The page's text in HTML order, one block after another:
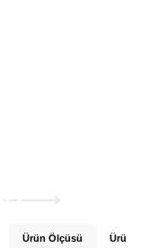
Ürün Ölçüsü Ürün